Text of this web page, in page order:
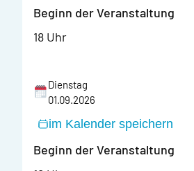
Beginn der Veranstaltung
18 Uhr
Dienstag
01.09.2026
im Kalender speichern
Beginn der Veranstaltung